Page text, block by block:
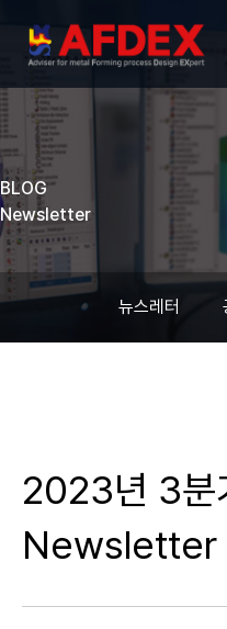
BLOG
Newsletter
뉴스레터
2023년 3분
Newsletter